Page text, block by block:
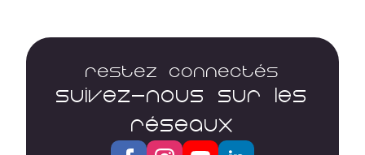
Restez connectés
SUIVEZ-NOUS SUR LES
RÉSEAUX